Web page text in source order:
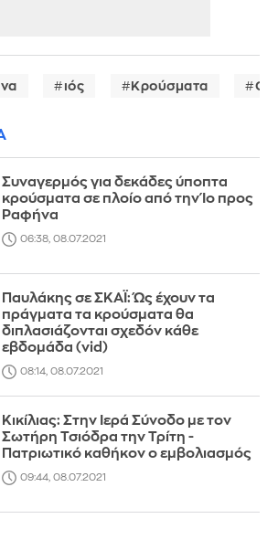
ιός Κρούσματα
Συναγερμός για δεκάδες ύποπτα
κρούσματα σε πλοίο από την Ίο προς
Ραφήνα
06:38, 08.07.2021
Παυλάκης σε ΣΚΑΪ: Ώς έχουν τα
πράγματα τα κρούσματα θα
διπλασιάζονται σχεδόν κάθε
εβδομάδα (vid)
08:14, 08.07.2021
Κικίλιας: Στην Ιερά Σύνοδο με τον
Σωτήρη Τσιόδρα την Τρίτη -
Πατριωτικό καθήκον ο εμβολιασμός
09:44, 08.07.2021